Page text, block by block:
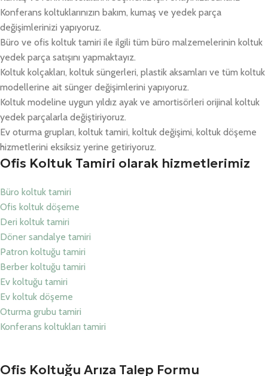
Konferans koltuklarınızın bakım, kumaş ve yedek parça
değişimlerinizi yapıyoruz.
Büro ve ofis koltuk tamiri ile ilgili tüm büro malzemelerinin koltuk
yedek parça satışını yapmaktayız.
Koltuk kolçakları, koltuk süngerleri, plastik aksamları ve tüm koltuk
modellerine ait sünger değişimlerini yapıyoruz.
Koltuk modeline uygun yıldız ayak ve amortisörleri orijinal koltuk
yedek parçalarla değiştiriyoruz.
Ev oturma grupları, koltuk tamiri, koltuk değişimi, koltuk döşeme
hizmetlerini eksiksiz yerine getiriyoruz.
Ofis Koltuk Tamiri olarak hizmetlerimiz
Büro koltuk tamiri
Ofis koltuk döşeme
Deri koltuk tamiri
Döner sandalye tamiri
Patron koltuğu tamiri
Berber koltuğu tamiri
Ev koltuğu tamiri
Ev koltuk döşeme
Oturma grubu tamiri
Konferans koltukları tamiri
Ofis Koltuğu Arıza Talep Formu